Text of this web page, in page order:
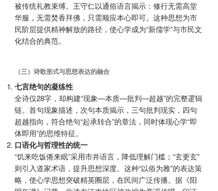
被传统礼教束缚。王守仁以通俗语言揭示：修行无需高堂
华服，无需焚香拜佛，只需顺应本心即可。这种思想为市
民阶层提供精神解放的路径，使心学成为“新儒学”与市民文
化结合的典范。
（三）诗歌形式与思想表达的融合
七言绝句的凝练性
全诗仅28字，却构建“现象—本质—批判—超越”的完整逻辑
链。首句现象描述，次句本质揭示，三句批判现实，四句
超越指向，符合绝句“起承转合”的章法，同时体现心学“即
体即用”的思维特征。
口语化与哲理性的统一
“饥来吃饭倦来眠”采用市井语言，降低理解门槛；“玄更玄”
则引入道家术语，提升思想深度。这种“以俗为雅”的表达策
略，使心学思想突破精英圈层，在民间广泛传播。据《阳